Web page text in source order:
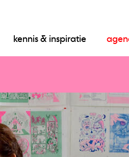
kennis & inspiratie